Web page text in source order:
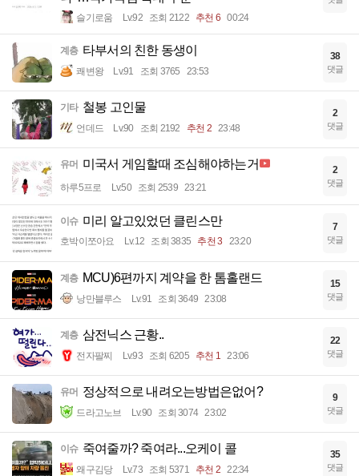
슬기로움 Lv.92 조회 2122 추천 6 00:24
계층 타부서의 친한 동생이
쾌변왕 Lv.91 조회 3765 23:53
38
댓글
기타 철봉 고인물
언데드 Lv.90 조회 2192 추천 2 23:48
2
댓글
유머 미국서 게임할때 조심해야하는거
하루5프로 Lv.50 조회 2539 23:21
2
댓글
이슈 미리 알고있었던 클린스만
호박이쪼아요 Lv.12 조회 3835 추천 3 23:20
7
댓글
계층 MCU)6편까지 계약을 한 톰홀랜드
낭만블루스 Lv.91 조회 3649 23:08
15
댓글
계층 삼전닉스 근황..
전자팔찌 Lv.93 조회 6205 추천 1 23:06
22
댓글
유머 정상적으로 내려오는방법은없어?
드라고노브 Lv.90 조회 3074 23:02
9
댓글
이슈 죽여줄까? 죽여라...오케이 콜
왜구김당 Lv.73 조회 5371 추천 2 22:34
35
댓글